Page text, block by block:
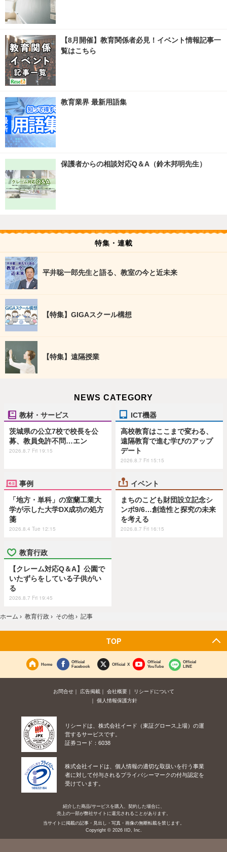
【8月開催】教育関係者必見！イベント情報記事一
覧はこちら
教育業界 最新用語集
保護者からの相談対応Q＆A（鈴木邦明先生）
特集・連載
平井聡一郎先生と語る、教室の今と近未来
【特集】GIGAスクール構想
【特集】遠隔授業
NEWS CATEGORY
教材・サービス
茨城県の公立7校で校長を公
募、教員免許不問…エン
2026.8.7 Fri 19:15
ICT機器
高校教育はここまで変わる、
遠隔教育で進む学びのアップ
デート
2026.8.7 Fri 15:15
事例
「地方・単科」の室蘭工業大
学が示した大学DX成功の処方
箋
2026.8.4 Tue 12:15
イベント
まちのこども財団設立記念シ
ンポ9/6…創造性と探究の未来
を考える
2026.8.7 Fri 16:15
教育行政
【クレーム対応Q＆A】公園で
いたずらをしている子供がい
る
2026.8.7 Fri 19:45
ホーム › 教育行政 › その他 › 記事
TOP
Home
Official
Facebook
Official X
Official
YouTube
Official
LINE
お問合せ 広告掲載 会社概要
リシードについて
個人情報保護方針
リシードは、株式会社イード（東証グロース上場）の運
営するサービスです。
証券コード：6038
株式会社イードは、個人情報の適切な取扱いを行う事業
者に対して付与されるプライバシーマークの付与認定を
受けています。
紹介した商品/サービスを購入、契約した場合に、
売上の一部が弊社サイトに還元されることがあります。
当サイトに掲載の記事・見出し・写真・画像の無断転載を禁じます。
Copyright © 2026 IID, Inc.